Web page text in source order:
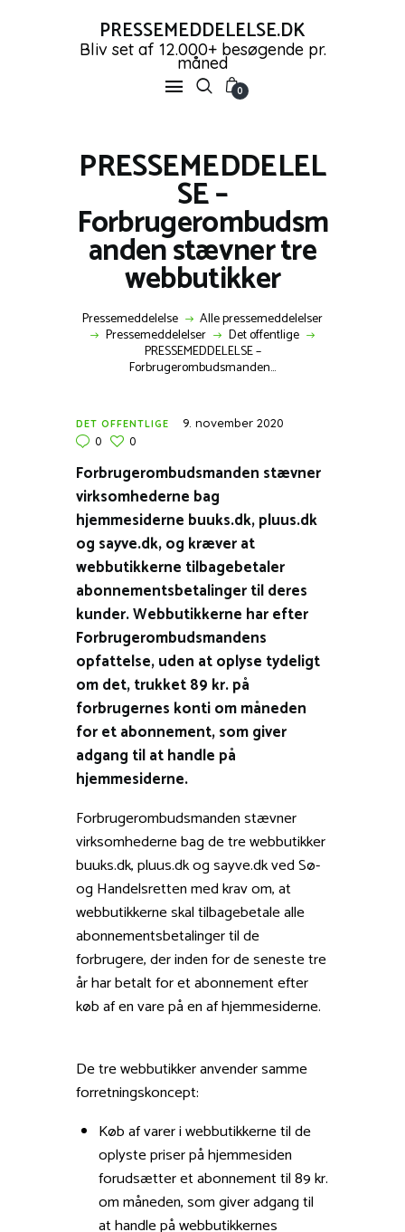
PRESSEMEDDELELSE.DK
Bliv set af 12.000+ besøgende pr.
måned
0
PRESSEMEDDELEL
SE –
Forbrugerombudsm
anden stævner tre
webbutikker
Pressemeddelelse Alle pressemeddelelser
Pressemeddelelser Det offentlige
PRESSEMEDDELELSE –
Forbrugerombudsmanden...
PRESSEMEDDELELSE.DK
Bliv set af 12.000+ besøgende pr. måned
FORSIDE
PRESSEMEDDELELSER
OPRET GRATIS KONTO
SHOP
NYHEDER
KONTAKT OS
LOG IND
DET OFFENTLIGE
9. november 2020
0
0
Forbrugerombudsmanden stævner
virksomhederne bag
hjemmesiderne buuks.dk, pluus.dk
og sayve.dk, og kræver at
webbutikkerne tilbagebetaler
abonnementsbetalinger til deres
kunder. Webbutikkerne har efter
Forbrugerombudsmandens
opfattelse, uden at oplyse tydeligt
om det, trukket 89 kr. på
forbrugernes konti om måneden
for et abonnement, som giver
adgang til at handle på
hjemmesiderne.
Forbrugerombudsmanden stævner
virksomhederne bag de tre webbutikker
buuks.dk, pluus.dk og sayve.dk ved Sø-
og Handelsretten med krav om, at
webbutikkerne skal tilbagebetale alle
abonnementsbetalinger til de
forbrugere, der inden for de seneste tre
år har betalt for et abonnement efter
køb af en vare på en af hjemmesiderne.
De tre webbutikker anvender samme
forretningskoncept:
Køb af varer i webbutikkerne til de
oplyste priser på hjemmesiden
forudsætter et abonnement til 89 kr.
om måneden, som giver adgang til
at handle på webbutikkernes